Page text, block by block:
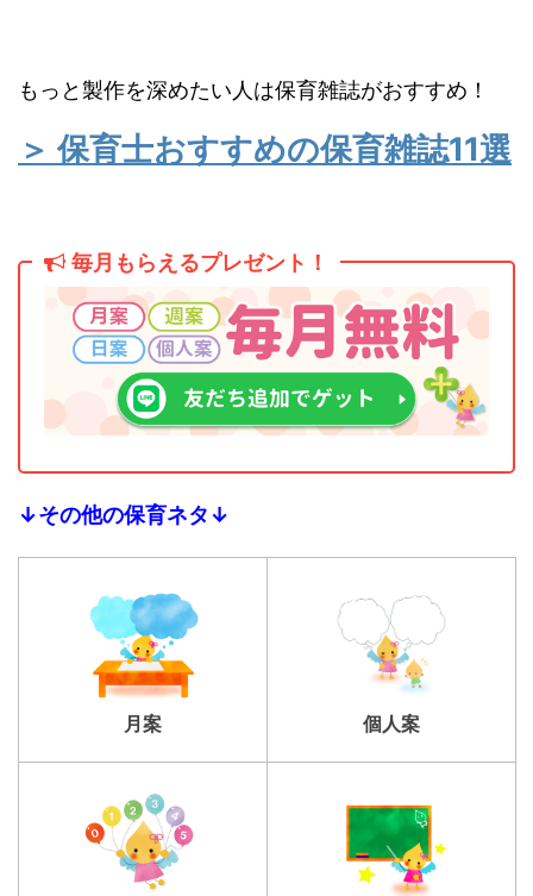
もっと製作を深めたい人は保育雑誌がおすすめ！
＞ 保育士おすすめの保育雑誌11選
毎月もらえるプレゼント！
↓その他の保育ネタ↓
月案 個人案